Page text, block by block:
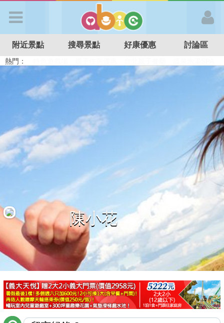
APP登入
首 頁
搜尋景點
好康優惠
最新留言
商家合作
推薦景點
討論區
附近景點 搜尋景點 好康優惠 討論區
熱門：
特色遊戲場
親子住房優惠 台北親子餐廳 溫泉泡湯SPA
陳小花